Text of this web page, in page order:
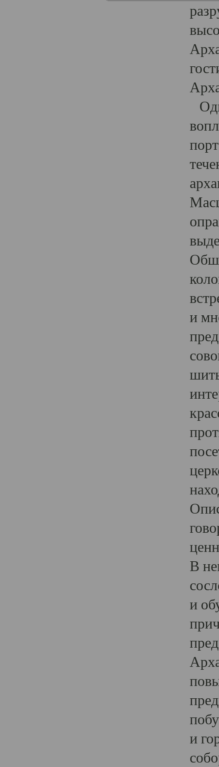
и
В
и
и